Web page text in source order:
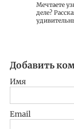
Мечтаете
деле?
Добавить
Имя
Email